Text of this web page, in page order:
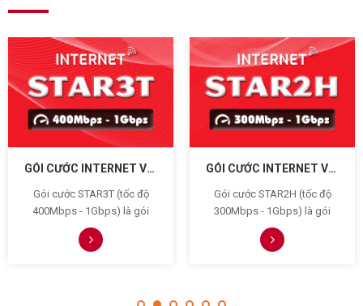
GÓI CƯỚC INTERNET VIETTEL STAR3T (400MBPS - 1GBPS)
Gói cước STAR3T (tốc độ
400Mbps - 1Gbps) là gói
cước internet nâng cao của
Viettel trang bị thêm 3 home
GÓI CƯỚC INTERNET VIETTEL STAR2H (300MBPS - 1GBPS)
Gói cước STAR2H (tốc độ
300Mbps - 1Gbps) là gói
cước internet nâng cao của
Viettel trang bị thêm 2 home